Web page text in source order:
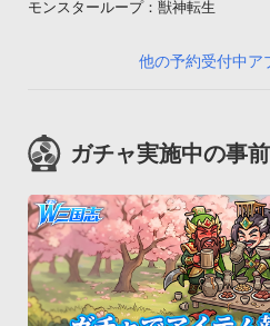
モンスターループ：獣神転生
他の予約受付中ア
ガチャ実施中の事